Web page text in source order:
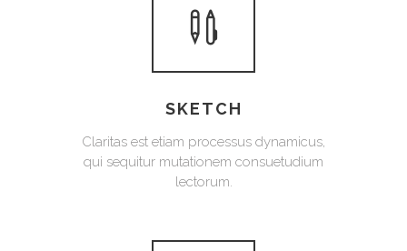
SKETCH
Claritas est etiam processus dynamicus,
qui sequitur mutationem consuetudium
lectorum.